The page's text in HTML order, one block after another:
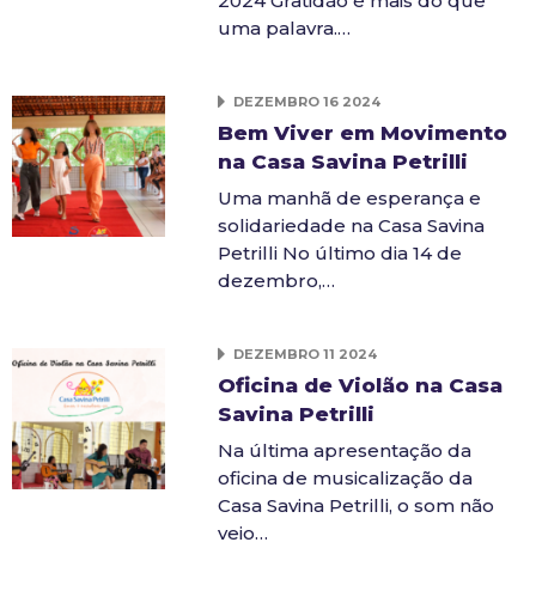
uma palavra.…
DEZEMBRO 16 2024
Bem Viver em Movimento
na Casa Savina Petrilli
Uma manhã de esperança e
solidariedade na Casa Savina
Petrilli No último dia 14 de
dezembro,…
DEZEMBRO 11 2024
Oficina de Violão na Casa
Savina Petrilli
Na última apresentação da
oficina de musicalização da
Casa Savina Petrilli, o som não
veio…